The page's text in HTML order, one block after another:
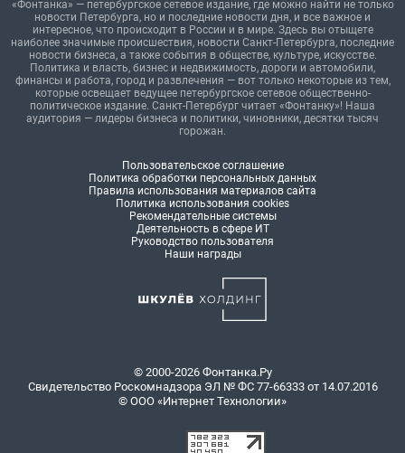
«Фонтанка» — петербургское сетевое издание, где можно найти не только
новости Петербурга, но и последние новости дня, и все важное и
интересное, что происходит в России и в мире. Здесь вы отыщете
наиболее значимые происшествия, новости Санкт-Петербурга, последние
новости бизнеса, а также события в обществе, культуре, искусстве.
Политика и власть, бизнес и недвижимость, дороги и автомобили,
финансы и работа, город и развлечения — вот только некоторые из тем,
которые освещает ведущее петербургское сетевое общественно-
политическое издание. Санкт-Петербург читает «Фонтанку»! Наша
аудитория — лидеры бизнеса и политики, чиновники, десятки тысяч
горожан.
Пользовательское соглашение
Политика обработки персональных данных
Правила использования материалов сайта
Политика использования cookies
Рекомендательные системы
Деятельность в сфере ИТ
Руководство пользователя
Наши награды
© 2000-2026 Фонтанка.Ру
Свидетельство Роскомнадзора ЭЛ № ФС 77-66333 от 14.07.2016
© ООО «Интернет Технологии»